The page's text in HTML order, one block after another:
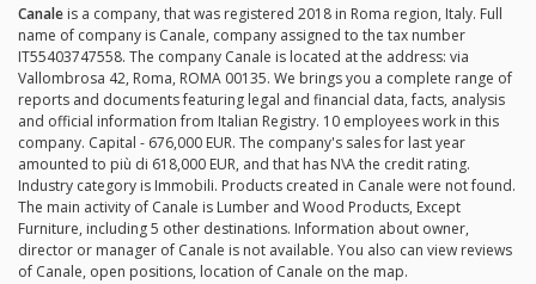
Canale is a company, that was registered 2018 in Roma region, Italy. Full
name of company is Canale, company assigned to the tax number
IT55403747558. The company Canale is located at the address: via
Vallombrosa 42, Roma, ROMA 00135. We brings you a complete range of
reports and documents featuring legal and financial data, facts, analysis
and official information from Italian Registry. 10 employees work in this
company. Capital - 676,000 EUR. The company's sales for last year
amounted to più di 618,000 EUR, and that has N\A the credit rating.
Industry category is Immobili. Products created in Canale were not found.
The main activity of Canale is Lumber and Wood Products, Except
Furniture, including 5 other destinations. Information about owner,
director or manager of Canale is not available. You also can view reviews
of Canale, open positions, location of Canale on the map.